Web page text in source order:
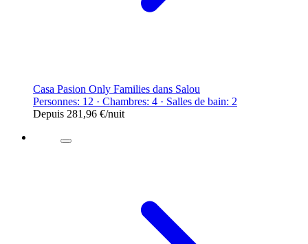
Casa Pasion Only Families dans Salou
Personnes: 12 · Chambres: 4 · Salles de bain: 2
Depuis 281,96 €/nuit